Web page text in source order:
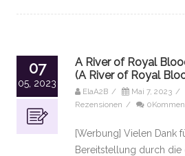
07
05, 2023
A River of Royal
(A River of Royal
ElaA2B / Mai 7, 2023 /
Rezensionen /
[Werbung] Vielen Dank
Bereitstellung durch die